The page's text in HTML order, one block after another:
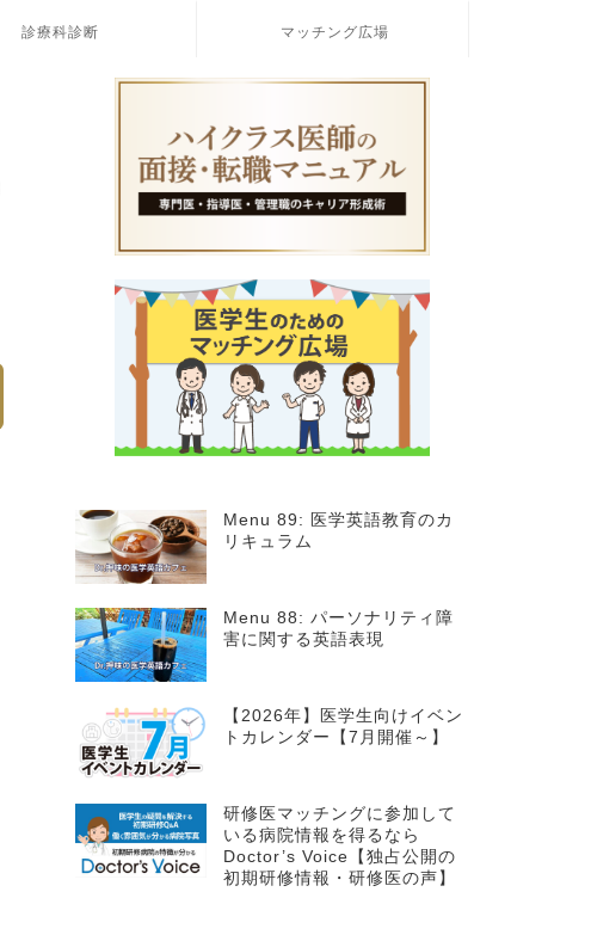
診療科診断 マッチング広場
Menu 89: 医学英語教育のカ
リキュラム
Menu 88: パーソナリティ障
害に関する英語表現
【2026年】医学生向けイベン
トカレンダー【7月開催～】
研修医マッチングに参加して
いる病院情報を得るなら
Doctor’s Voice【独占公開の
初期研修情報・研修医の声】